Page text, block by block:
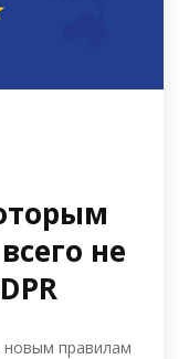
не
новым правилам